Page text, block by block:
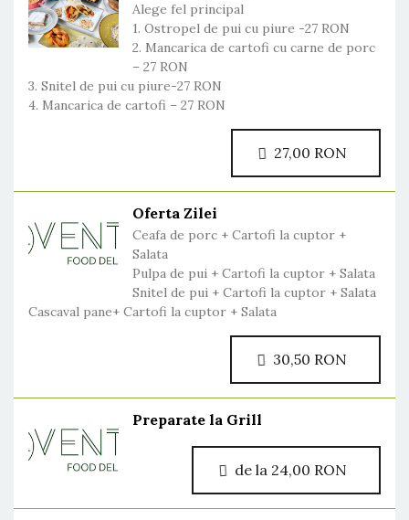
Alege fel principal
1. Ostropel de pui cu piure -27 RON
2. Mancarica de cartofi cu carne de porc
– 27 RON
3. Snitel de pui cu piure-27 RON
4. Mancarica de cartofi – 27 RON
Oferta Zilei
Ceafa de porc + Cartofi la cuptor +
Salata
Pulpa de pui + Cartofi la cuptor + Salata
Snitel de pui + Cartofi la cuptor + Salata
Cascaval pane+ Cartofi la cuptor + Salata
Preparate la Grill